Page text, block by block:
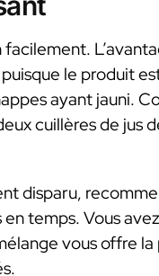
le produit
ayant jauni.
cuillères de jus
disparu,
temps. Vous
vous offre la